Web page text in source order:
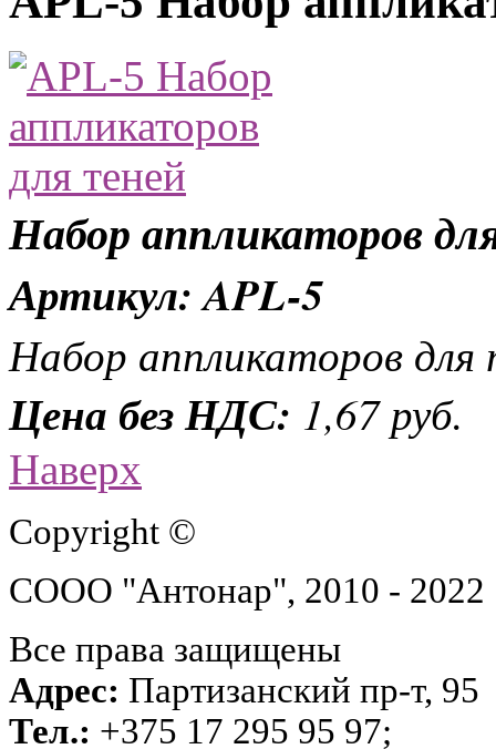
Набор аппликаторов
Артикул: APL-5
Набор аппликаторов для
Цена без НДС: 1,67 руб.
Наверх
Copyright ©
СООО "Антонар", 2010 - 2022
Все права защищены
Адрес: Партизанский пр-т, 95
Тел.: +375 17 295 95 97;